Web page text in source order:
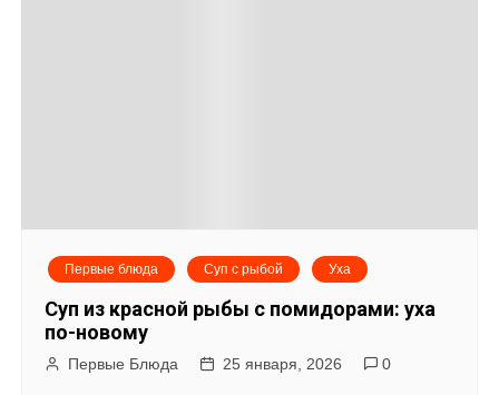
Первые блюда Суп с рыбой Уха
Суп из красной рыбы с помидорами: уха
по-новому
Первые Блюда 25 января, 2026 0